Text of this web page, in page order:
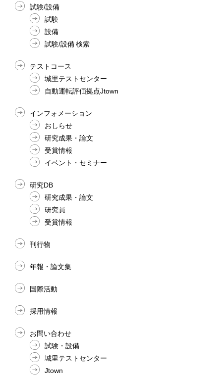
試験/設備
試験
設備
試験/設備 検索
テストコース
城里テストセンター
自動運転評価拠点Jtown
インフォメーション
おしらせ
研究成果・論文
受賞情報
イベント・セミナー
研究DB
研究成果・論文
研究員
受賞情報
刊行物
年報・論文集
国際活動
採用情報
お問い合わせ
試験・設備
城里テストセンター
Jtown